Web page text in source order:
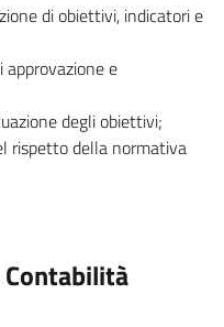
di obiettivi, indicatori e
approvazione e
degli obiettivi;
rispetto della normativa